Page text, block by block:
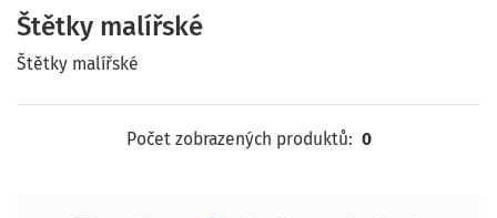
Štětky malířské
Štětky malířské
Počet zobrazených produktů: 0